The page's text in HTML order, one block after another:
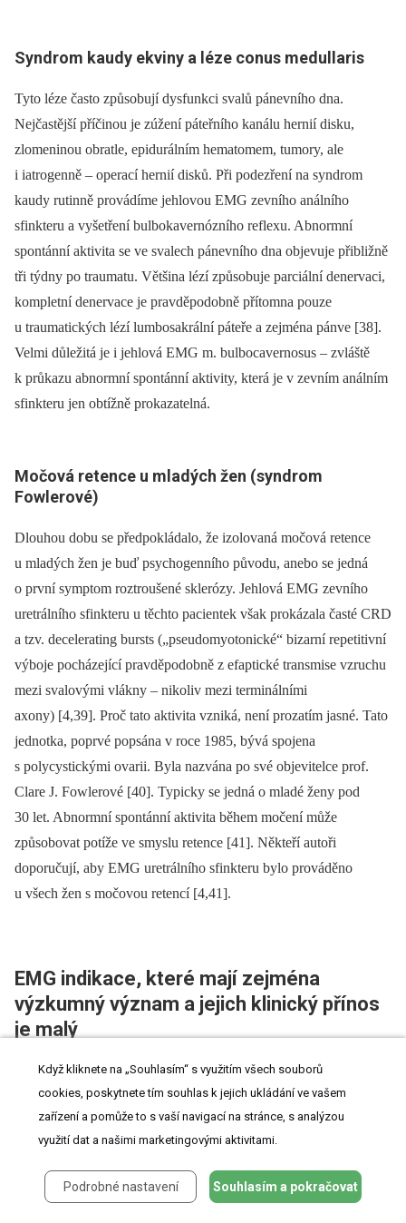
Syndrom kaudy ekviny a léze conus medullaris
Tyto léze často způsobují dysfunkci svalů pánevního dna.
Nejčastější příčinou je zúžení páteřního kanálu hernií disku,
zlomeninou obratle, epidurálním hematomem, tumory, ale
i iatrogenně –⁠ operací hernií disků. Při podezření na syndrom
kaudy rutinně provádíme jehlovou EMG zevního análního
sfinkteru a vyšetření bulbokavernózního reflexu. Abnormní
spontánní aktivita se ve svalech pánevního dna objevuje přibližně
tři týdny po traumatu. Většina lézí způsobuje parciální denervaci,
kompletní denervace je pravděpodobně přítomna pouze
u traumatických lézí lumbosakrální páteře a zejména pánve [38].
Velmi důležitá je i jehlová EMG m. bulbocavernosus –⁠ zvláště
k průkazu abnormní spontánní aktivity, která je v zevním análním
sfinkteru jen obtížně prokazatelná.
Močová retence u mladých žen (syndrom
Fowlerové)
Dlouhou dobu se předpokládalo, že izolovaná močová retence
u mladých žen je buď psychogenního původu, anebo se jedná
o první symptom roztroušené sklerózy. Jehlová EMG zevního
uretrálního sfinkteru u těchto pacientek však prokázala časté CRD
a tzv. decelerating bursts („pseudomyotonické“ bizarní repetitivní
výboje pocházející pravděpodobně z efaptické transmise vzruchu
mezi svalovými vlákny –⁠ nikoliv mezi terminálními
axony) [4,39]. Proč tato aktivita vzniká, není prozatím jasné. Tato
jednotka, poprvé popsána v roce 1985, bývá spojena
s polycystickými ovarii. Byla nazvána po své objevitelce prof.
Clare J. Fowlerové [40]. Typicky se jedná o mladé ženy pod
30 let. Abnormní spontánní aktivita během močení může
způsobovat potíže ve smyslu retence [41]. Někteří autoři
doporučují, aby EMG uretrálního sfinkteru bylo prováděno
u všech žen s močovou retencí [4,41].
EMG indikace, které mají zejména
výzkumný význam a jejich klinický přínos
je malý
Močová inkontinence
Obecně se předpokládá role denervačních procesů oblasti
pánevního dna v patofyziologii vzniku stresové inkontinence.
Studie se single-fibre EMG elektrodou měřily svalovou denzitu
Když kliknete na „Souhlasím“ s využitím všech souborů
cookies, poskytnete tím souhlas k jejich ukládání ve vašem
zařízení a pomůže to s vaší navigací na stránce, s analýzou
využití dat a našimi marketingovými aktivitami.
Podrobné nastavení Souhlasím a pokračovat